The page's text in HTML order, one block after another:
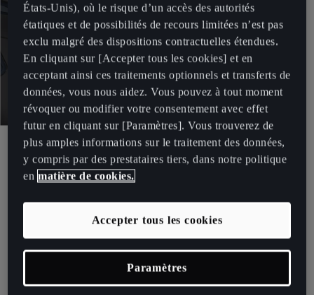
CUPRA Service
DES RÉPARATIONS PARFAITES
Qu’il s’agisse de rayures sur la carrosserie, de bosses sur la
portière ou de dommages à la peinture, les centres de
compétences Totalrepair officiels vous proposent des
États-Unis), où le risque d’un accès des autorités
étatiques et de possibilités de recours limitées n’est pas
exclu malgré des dispositions contractuelles étendues.
En cliquant sur [Accepter tous les cookies] et en
acceptant ainsi ces traitements optionnels et transferts de
données, vous nous aidez. Vous pouvez à tout moment
révoquer ou modifier votre consentement avec effet
futur en cliquant sur [Paramètres]. Vous trouverez de
plus amples informations sur le traitement des données,
y compris par des prestataires tiers, dans notre politique
en matière de cookies.
Accepter tous les cookies
Paramètres